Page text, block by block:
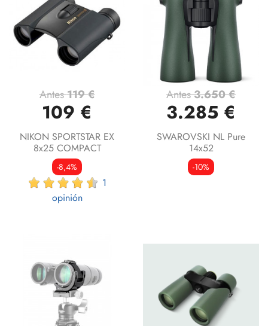
Antes119 €
109 €
NIKON SPORTSTAR EX
8x25 COMPACT
-8,4%
1
opinión
Antes3.650 €
3.285 €
SWAROVSKI NL Pure
14x52
-10%